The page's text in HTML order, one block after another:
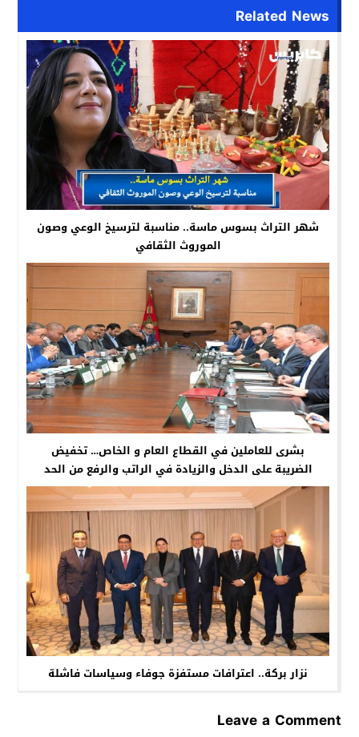
Related News
شهر التراث بسوس ماسة.. مناسبة لترسيخ الوعي وصون
الموروث الثقافي
بشرى للعاملين في القطاع العام و الخاص… تخفيض
الضريبة على الدخل والزيادة في الراتب والرفع من الحد
الادنى من الاجور
نزار بركة.. اعترافات مستفزة جوفاء وسياسات فاشلة
Leave a Comment